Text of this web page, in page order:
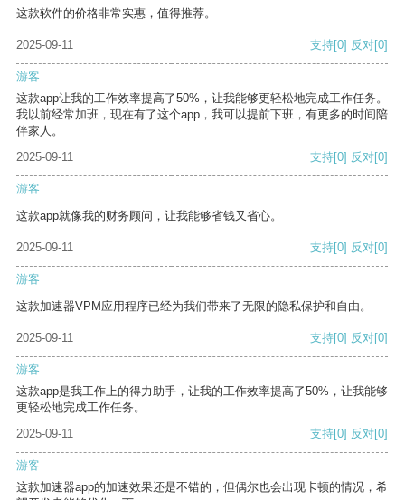
这款软件的价格非常实惠，值得推荐。
2025-09-11 支持[0] 反对[0]
游客
这款app让我的工作效率提高了50%，让我能够更轻松地完成工作任务。
我以前经常加班，现在有了这个app，我可以提前下班，有更多的时间陪
伴家人。
2025-09-11
支持[0] 反对[0]
游客
这款app就像我的财务顾问，让我能够省钱又省心。
2025-09-11 支持[0] 反对[0]
游客
这款加速器VPM应用程序已经为我们带来了无限的隐私保护和自由。
2025-09-11 支持[0] 反对[0]
游客
这款app是我工作上的得力助手，让我的工作效率提高了50%，让我能够
更轻松地完成工作任务。
2025-09-11
支持[0] 反对[0]
游客
这款加速器app的加速效果还是不错的，但偶尔也会出现卡顿的情况，希